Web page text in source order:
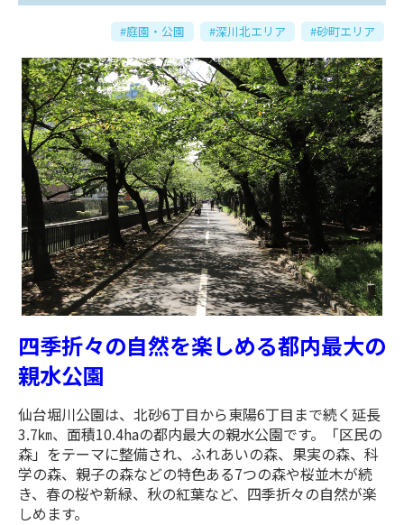
#庭園・公園 #深川北エリア #砂町エリア
四季折々の自然を楽しめる都内最大の
親水公園
仙台堀川公園は、北砂6丁目から東陽6丁目まで続く延長
3.7㎞、面積10.4haの都内最大の親水公園です。「区民の
森」をテーマに整備され、ふれあいの森、果実の森、科
学の森、親子の森などの特色ある7つの森や桜並木が続
き、春の桜や新緑、秋の紅葉など、四季折々の自然が楽
しめます。